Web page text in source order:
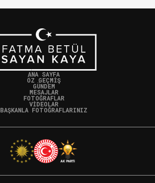
ANA SAYFA
ÖZ GEÇMİŞ
GÜNDEM
MESAJLAR
FOTOĞRAFLAR
VİDEOLAR
BAŞKANLA FOTOĞRAFLARINIZ